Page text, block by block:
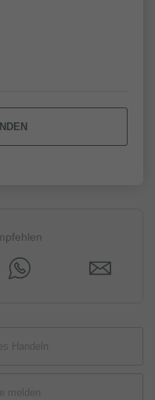
Handeln
melden